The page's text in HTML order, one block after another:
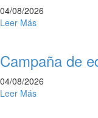
04/08/2026
Leer Más
Campaña de
04/08/2026
Leer Más